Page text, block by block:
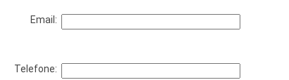
Email:
Telefone: